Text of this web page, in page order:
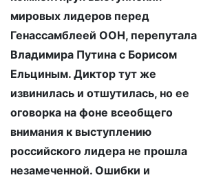
мировых лидеров перед
Генассамблеей ООН, перепутала
Владимира Путина с Борисом
Ельциным. Диктор тут же
извинилась и отшутилась, но ее
оговорка на фоне всеобщего
внимания к выступлению
российского лидера не прошла
незамеченной. Ошибки и